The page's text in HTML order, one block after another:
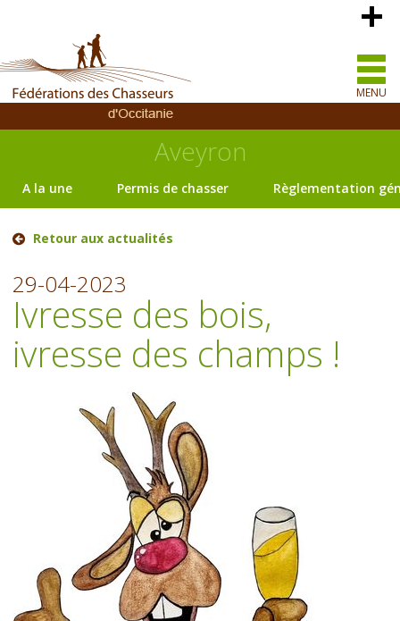
MENU
Aveyron
A la une Permis de chasser Règlementation
Retour aux actualités
29-04-2023
Ivresse des bois,
ivresse des champs !